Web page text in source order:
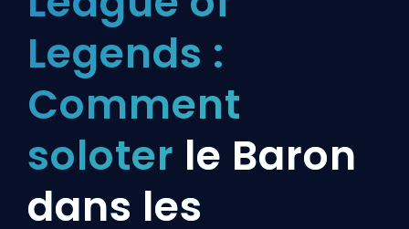
Legends :
Comment
soloter le Baron
dans les